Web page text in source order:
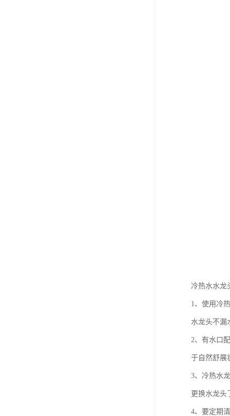
冷热水水龙
1、使用冷
水龙头不漏
2、有水口
于自然舒展
3、冷热水
更换水龙头
4、要定期